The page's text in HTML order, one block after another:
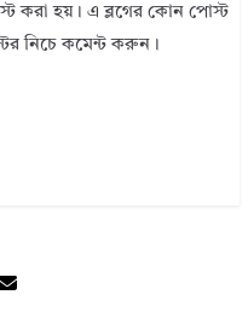
করা হয়। এ ব্লগের কোন পোস্ট
নিচে কমেন্ট করুন।